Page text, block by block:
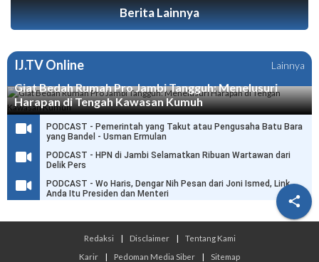

Berita Lainnya
IJ.TV Online Lainnya
Giat Bedah Rumah Pro Jambi Tangguh: Menelusuri
Harapan di Tengah Kawasan Kumuh
PODCAST - Pemerintah yang Takut atau Pengusaha Batu Bara
yang Bandel - Usman Ermulan
PODCAST - HPN di Jambi Selamatkan Ribuan Wartawan dari
Delik Pers
PODCAST - Wo Haris, Dengar Nih Pesan dari Joni Ismed, Link
Anda Itu Presiden dan Menteri
Redaksi | Disclaimer |
Tentang Kami
Karir
| Pedoman Media Siber | Sitemap